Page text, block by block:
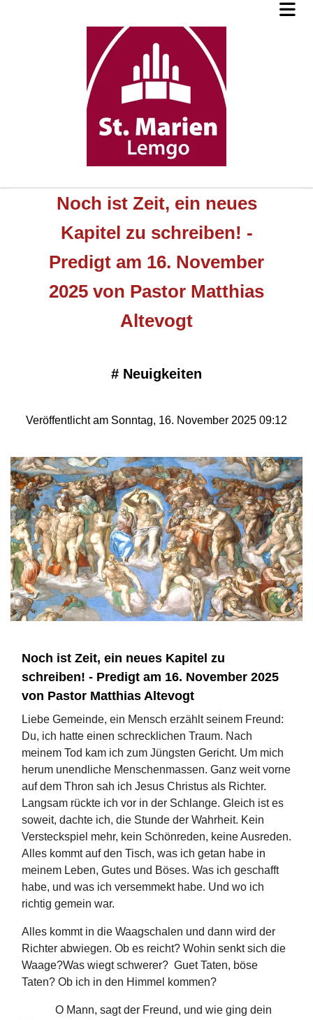
Noch ist Zeit, ein neues
Kapitel zu schreiben! -
Predigt am 16. November
2025 von Pastor Matthias
Altevogt
# Neuigkeiten
Veröffentlicht am Sonntag, 16. November 2025 09:12
Noch ist Zeit, ein neues Kapitel zu
schreiben! - Predigt am 16. November 2025
von Pastor Matthias Altevogt
Liebe Gemeinde, ein Mensch erzählt seinem Freund:
Du, ich hatte einen schrecklichen Traum. Nach
meinem Tod kam ich zum Jüngsten Gericht. Um mich
herum unendliche Menschenmassen. Ganz weit vorne
auf dem Thron sah ich Jesus Christus als Richter.
Langsam rückte ich vor in der Schlange. Gleich ist es
soweit, dachte ich, die Stunde der Wahrheit. Kein
Versteckspiel mehr, kein Schönreden, keine Ausreden.
Alles kommt auf den Tisch, was ich getan habe in
meinem Leben, Gutes und Böses. Was ich geschafft
habe, und was ich versemmekt habe. Und wo ich
richtig gemein war.
Alles kommt in die Waagschalen und dann wird der
Richter abwiegen. Ob es reicht? Wohin senkt sich die
Waage?Was wiegt schwerer? Guet Taten, böse
Taten? Ob ich in den Himmel kommen?
O Mann, sagt der Freund, und wie ging dein